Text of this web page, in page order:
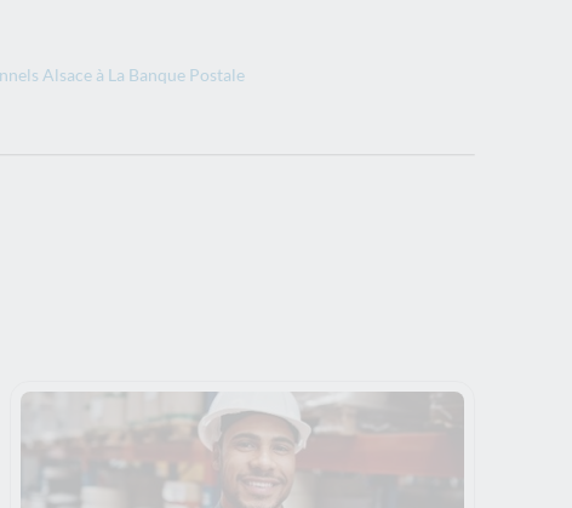
Alsace à La Banque Postale